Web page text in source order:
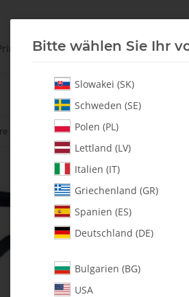
Neu an Lager
& Landegestelle 127-55 Landegestell
Bitte wählen Sie Ihr
Slowakei (SK)
Schweden (SE)
Polen (PL)
Lettland (LV)
Italien (IT)
Griechenland (GR)
Spanien (ES)
Deutschland (DE)
Bulgarien (BG)
USA